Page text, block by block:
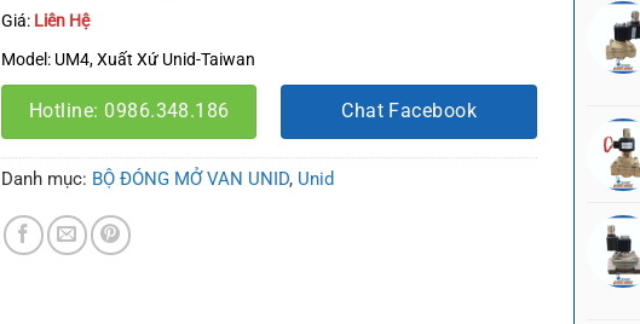
Giá: Liên Hệ
Model: UM4, Xuất Xứ Unid-Taiwan
Hotline: 0986.348.186 Chat Facebook
Danh mục: BỘ ĐÓNG MỞ VAN UNID, Unid